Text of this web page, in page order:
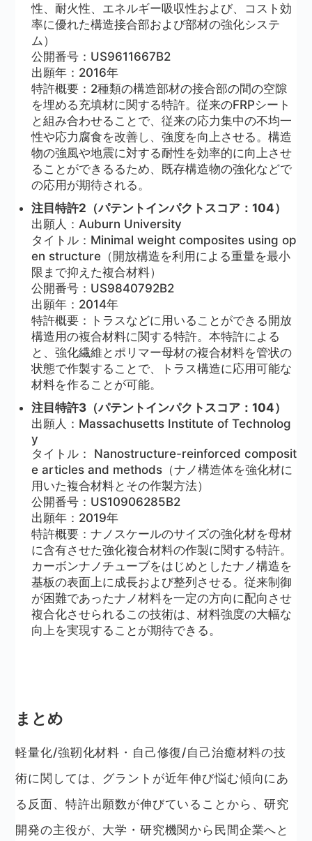
性、耐火性、エネルギー吸収性および、コスト効
率に優れた構造接合部および部材の強化システ
ム）
公開番号：US9611667B2
出願年：2016年
特許概要：2種類の構造部材の接合部の間の空隙
を埋める充填材に関する特許。従来のFRPシート
と組み合わせることで、従来の応力集中の不均一
性や応力腐食を改善し、強度を向上させる。構造
物の強風や地震に対する耐性を効率的に向上させ
ることができるるため、既存構造物の強化などで
の応用が期待される。
注目特許2（パテントインパクトスコア：104）
出願人：Auburn University
タイトル：Minimal weight composites using op
en structure（開放構造を利用による重量を最小
限まで抑えた複合材料）
公開番号：US9840792B2
出願年：2014年
特許概要：トラスなどに用いることができる開放
構造用の複合材料に関する特許。本特許による
と、強化繊維とポリマー母材の複合材料を管状の
状態で作製することで、トラス構造に応用可能な
材料を作ることが可能。
注目特許3（パテントインパクトスコア：104）
出願人：Massachusetts Institute of Technolog
y
タイトル： Nanostructure-reinforced composit
e articles and methods（ナノ構造体を強化材に
用いた複合材料とその作製方法）
公開番号：US10906285B2
出願年：2019年
特許概要：ナノスケールのサイズの強化材を母材
に含有させた強化複合材料の作製に関する特許。
カーボンナノチューブをはじめとしたナノ構造を
基板の表面上に成長および整列させる。従来制御
が困難であったナノ材料を一定の方向に配向させ
複合化させられるこの技術は、材料強度の大幅な
向上を実現することが期待できる。
まとめ
軽量化/強靭化材料・自己修復/自己治癒材料の技
術に関しては、グラントが近年伸び悩む傾向にあ
る反面、特許出願数が伸びていることから、研究
開発の主役が、大学・研究機関から民間企業へと